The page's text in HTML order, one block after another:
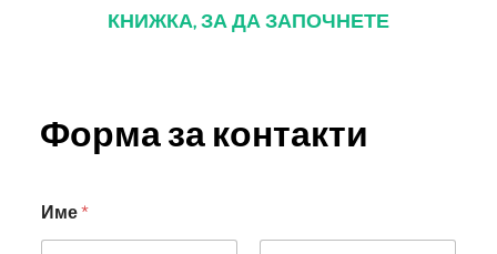
КНИЖКА, ЗА ДА ЗАПОЧНЕТЕ
Форма за контакти
Име*